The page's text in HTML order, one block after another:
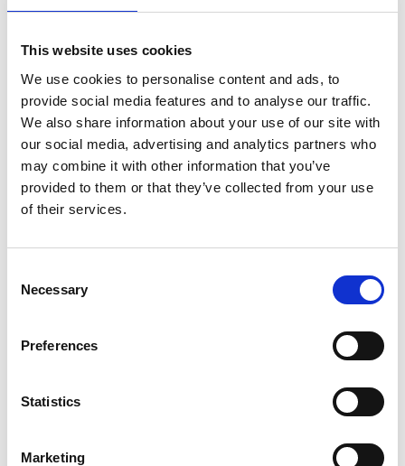
This website uses cookies
We use cookies to personalise content and ads, to
provide social media features and to analyse our traffic.
We also share information about your use of our site with
our social media, advertising and analytics partners who
may combine it with other information that you’ve
provided to them or that they’ve collected from your use
of their services.
Selection
Necessary
Preferences
Statistics
Marketing
10
SETTEMBRE
2026
18:00
Tržiště 19, 118 00 Malá Strana,
Aggiungi al
calendario
Partecipa all'evento
SEI SOCIO?